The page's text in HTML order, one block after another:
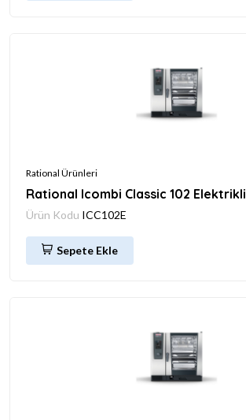
Rational Ürünleri
Rational Icombi Classic 102 Elektrikli
Ürün Kodu ICC102E
Sepete Ekle